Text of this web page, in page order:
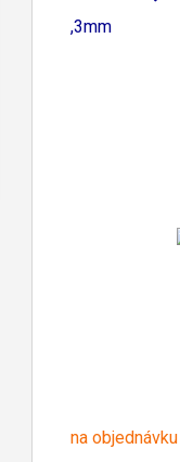
Faston 6
,3mm
na objednávku